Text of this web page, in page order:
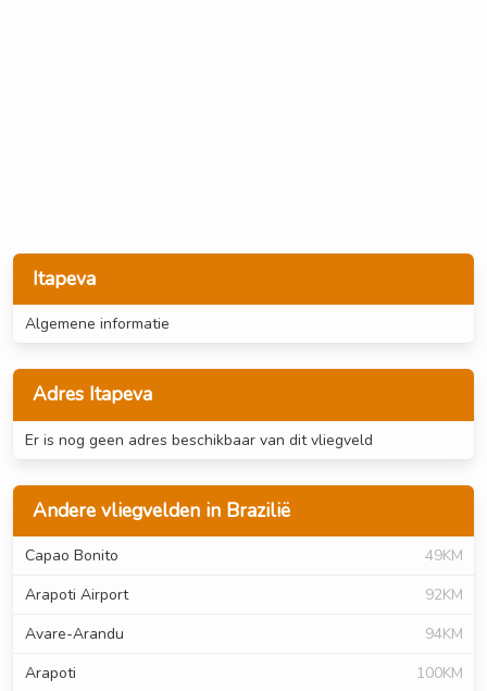
Itapeva
Algemene informatie
Adres Itapeva
Er is nog geen adres beschikbaar van dit vliegveld
Andere vliegvelden in Brazilië
Capao Bonito
49KM
Arapoti Airport
92KM
Avare-Arandu
94KM
Arapoti
100KM